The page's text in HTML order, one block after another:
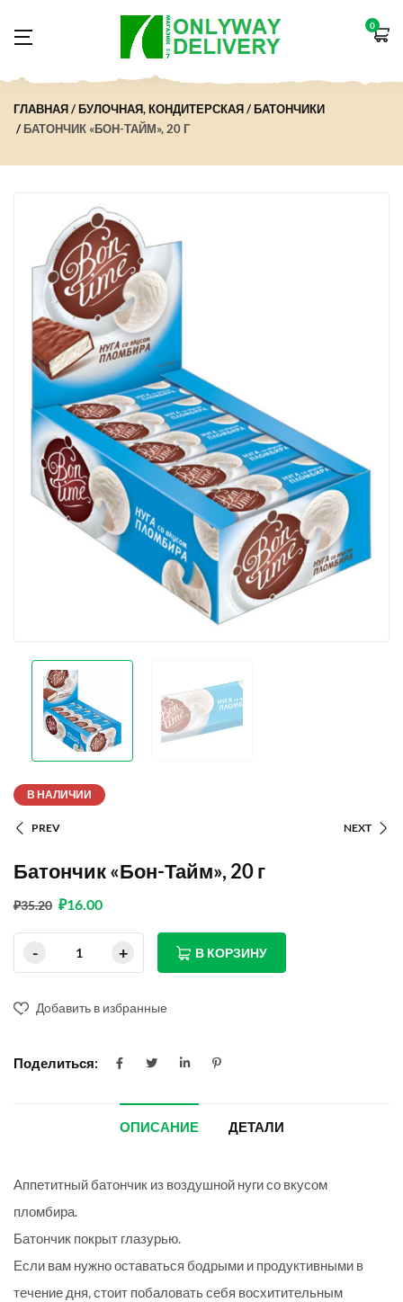
0
ГЛАВНАЯ БУЛОЧНАЯ, КОНДИТЕРСКАЯ
БАТОНЧИКИ
БАТОНЧИК «БОН-ТАЙМ», 20 Г
В НАЛИЧИИ
PREV NEXT
Батончик «Бон-Тайм», 20 г
₽35.20 ₽16.00
В КОРЗИНУ
Добавить в избранные
Поделиться:
ОПИСАНИЕ ДЕТАЛИ
Аппетитный батончик из воздушной нуги со вкусом
пломбира.
Батончик покрыт глазурью.
Если вам нужно оставаться бодрыми и продуктивными в
течение дня, стоит побаловать себя восхитительным